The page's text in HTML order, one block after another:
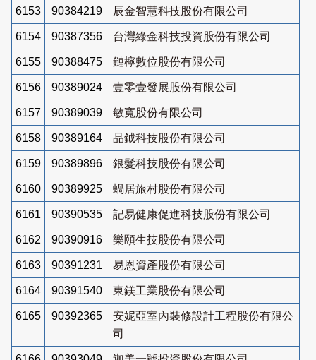
6153 90384219 辰金智慧科技股份有限公司
6154 90387356 台灣綠金科技投資股份有限公司
6155 90388475 鏈檸數位股份有限公司
6156 90389024 壹零壹發展股份有限公司
6157 90389039 敏寬股份有限公司
6158 90389164 品鉞科技股份有限公司
6159 90389896 銀髮科技股份有限公司
6160 90389925 蝸居旅村股份有限公司
6161 90390535 記易健康促進科技股份有限公司
6162 90390916 樂頤生技股份有限公司
6163 90391231 易恩資產股份有限公司
6164 90391540 東鎂工業股份有限公司
6165 90392365
安妮亞室內裝修設計工程股份有限公
司